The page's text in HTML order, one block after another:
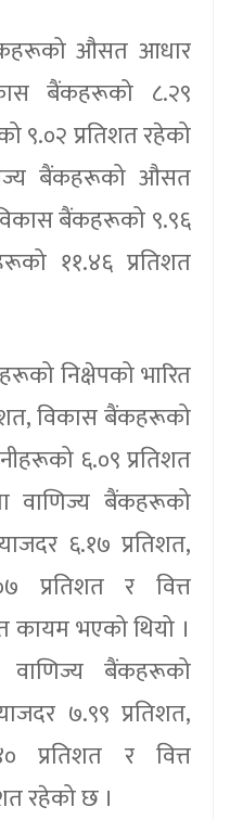
औसत आधार
बैंकहरूको ८.२९
९.०२ प्रतिशत रहेको
बैंकहरूको औसत
बैंकहरूको ९.९६
११.४६ प्रतिशत
निक्षेपको भारित
विकास बैंकहरूको
६.०९ प्रतिशत
वाणिज्य बैंकहरूको
६.१७ प्रतिशत,
प्रतिशत र वित्त
कायम भएको थियो ।
वाणिज्य बैंकहरूको
७.९९ प्रतिशत,
प्रतिशत र वित्त
रहेको छ ।